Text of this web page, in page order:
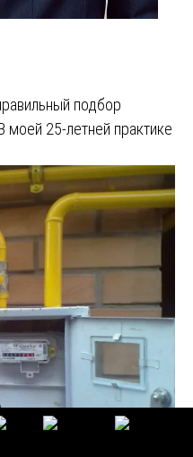
подбор
моей 25-летней практике